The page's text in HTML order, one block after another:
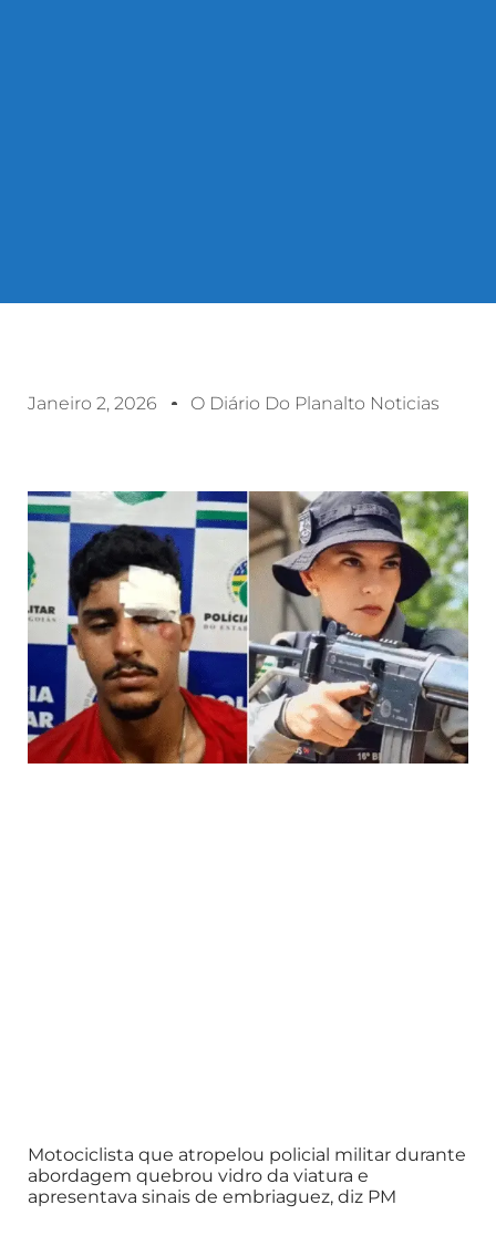
Janeiro 2, 2026 O Diário Do Planalto Noticias
Motociclista que atropelou policial militar durante
abordagem quebrou vidro da viatura e
apresentava sinais de embriaguez, diz PM